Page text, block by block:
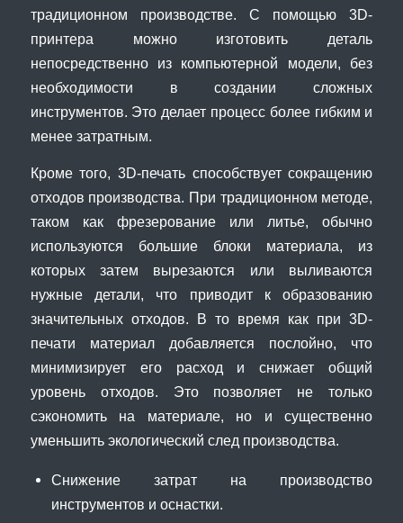
традиционном производстве. С помощью 3D-
принтера можно изготовить деталь
непосредственно из компьютерной модели, без
необходимости в создании сложных
инструментов. Это делает процесс более гибким и
менее затратным.
Кроме того, 3D-печать способствует сокращению
отходов производства. При традиционном методе,
таком как фрезерование или литье, обычно
используются большие блоки материала, из
которых затем вырезаются или выливаются
нужные детали, что приводит к образованию
значительных отходов. В то время как при 3D-
печати материал добавляется послойно, что
минимизирует его расход и снижает общий
уровень отходов. Это позволяет не только
сэкономить на материале, но и существенно
уменьшить экологический след производства.
Снижение затрат на производство
инструментов и оснастки.